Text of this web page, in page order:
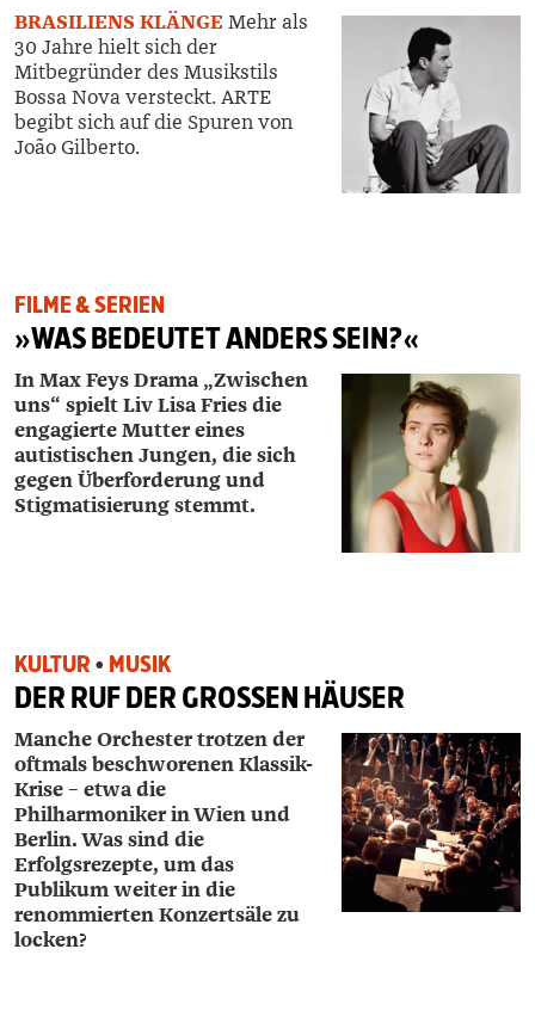
BRASILIENS KLÄNGE Mehr als
30 Jahre hielt sich der
Mitbegründer des Musikstils
Bossa Nova versteckt. ARTE
begibt sich auf die Spuren von
João Gilberto.
FILME & SERIEN
»WAS BEDEUTET ANDERS SEIN?«
In Max Feys Drama „Zwischen
uns“ spielt Liv Lisa Fries die
engagierte Mutter eines
autistischen Jungen, die sich
gegen Überforderung und
Stigmatisierung stemmt.
KULTUR • MUSIK
DER RUF DER GROSSEN HÄUSER
Manche Orchester trotzen der
oftmals beschworenen Klassik-
Krise – etwa die
Philharmoniker in Wien und
Berlin. Was sind die
Erfolgsrezepte, um das
Publikum weiter in die
renommierten Konzertsäle zu
locken?